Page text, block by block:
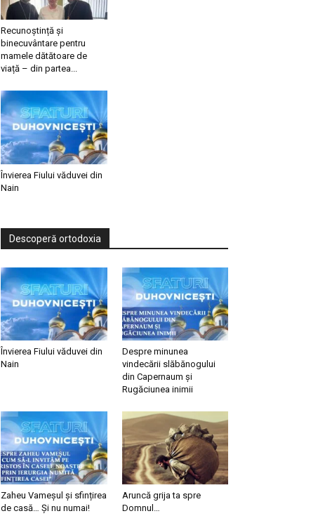
Recunoștință și
binecuvântare pentru
mamele dătătoare de
viață – din partea...
Învierea Fiului văduvei din
Nain
Descoperă ortodoxia
Învierea Fiului văduvei din
Nain
Despre minunea
vindecării slăbănogului
din Capernaum și
Rugăciunea inimii
Zaheu Vameșul și sfințirea
de casă… Și nu numai!
Aruncă grija ta spre
Domnul…